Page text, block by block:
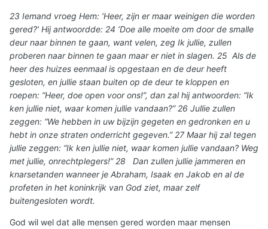
23 Iemand vroeg Hem: ‘Heer, zijn er maar weinigen die worden
gered?’ Hij antwoordde: 24 ‘Doe alle moeite om door de smalle
deur naar binnen te gaan, want velen, zeg Ik jullie, zullen
proberen naar binnen te gaan maar er niet in slagen. 25 Als de
heer des huizes eenmaal is opgestaan en de deur heeft
gesloten, en jullie staan buiten op de deur te kloppen en
roepen: “Heer, doe open voor ons!”, dan zal hij antwoorden: “Ik
ken jullie niet, waar komen jullie vandaan?” 26 Jullie zullen
zeggen: “We hebben in uw bijzijn gegeten en gedronken en u
hebt in onze straten onderricht gegeven.” 27 Maar hij zal tegen
jullie zeggen: “Ik ken jullie niet, waar komen jullie vandaan? Weg
met jullie, onrechtplegers!” 28 Dan zullen jullie jammeren en
knarsetanden wanneer je Abraham, Isaak en Jakob en al de
profeten in het koninkrijk van God ziet, maar zelf
buitengesloten wordt.
God wil wel dat alle mensen gered worden maar mensen